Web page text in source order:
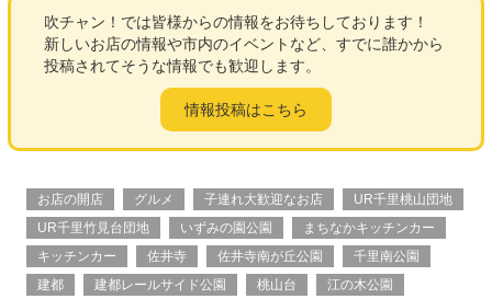
c
e
o
k
tt
er
ail e
吹チャン！では皆様からの情報をお待ちしております！
新しいお店の情報や市内のイベントなど、すでに誰かから
投稿されてそうな情報でも歓迎します。
情報投稿はこちら
お店の開店 グルメ 子連れ大歓迎なお店
UR千里桃山団地
UR千里竹見台団地
いずみの園公園
まちなかキッチンカー
キッチンカー
佐井寺 佐井寺南が丘公園
千里南公園
建都
建都レールサイド公園 桃山台
江の木公園